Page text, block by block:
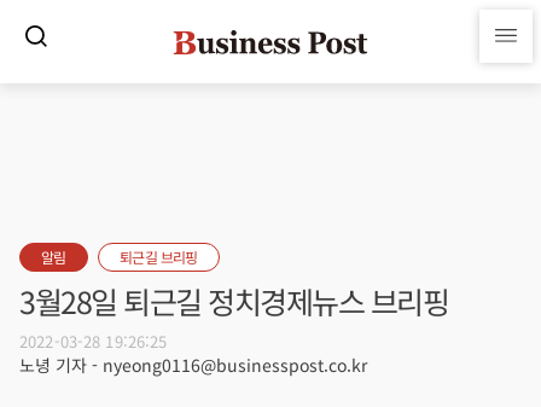
알림 퇴근길 브리핑
3월28일 퇴근길 정치경제뉴스 브리핑
2022-03-28 19:26:25
노녕 기자 - nyeong0116@businesspost.co.kr